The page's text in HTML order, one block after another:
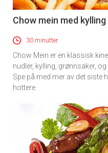
Chow mein med
30 minutter
Chow Mein er en klassisk
nudler, kylling, grønnsaker, og
Spe på med mer av det siste
hottere.